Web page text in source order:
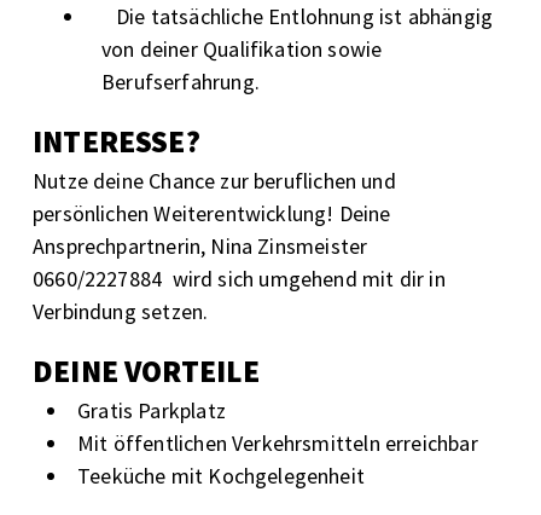
Die tatsächliche Entlohnung ist abhängig
von deiner Qualifikation sowie
Berufserfahrung.
INTERESSE?
Nutze deine Chance zur beruflichen und
persönlichen Weiterentwicklung! Deine
Ansprechpartnerin, Nina Zinsmeister
0660/2227884 wird sich umgehend mit dir in
Verbindung setzen.
DEINE VORTEILE
Gratis Parkplatz
Mit öffentlichen Verkehrsmitteln erreichbar
Teeküche mit Kochgelegenheit